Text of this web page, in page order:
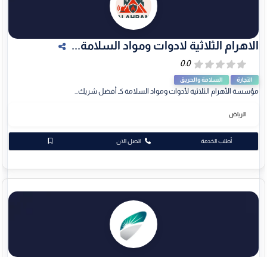
الاهرام الثلاثية لادوات ومواد السلامة...
التجارة السلامة والحريق
مؤسسة الأهرام الثلاثية لأدوات ومواد السلامة كـ أفضل شريك...
الرياض
اتصل الان أطلب الخدمة